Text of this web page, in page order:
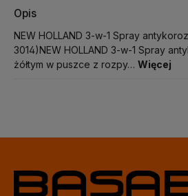
Opis
NEW HOLLAND 3-w-1 Spray
3014)NEW HOLLAND 3-w-1 Spray
żółtym w puszce z rozpy… Więcej